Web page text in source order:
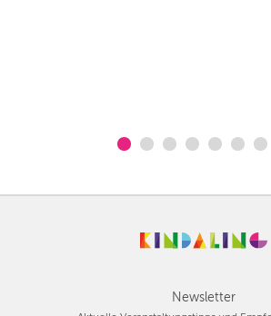
Newsletter